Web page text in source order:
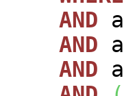
AND a
AND a
AND a